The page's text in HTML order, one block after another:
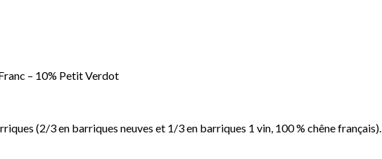
– 10% Petit Verdot
(2/3 en barriques neuves et 1/3 en barriques 1 vin, 100 % chêne français).